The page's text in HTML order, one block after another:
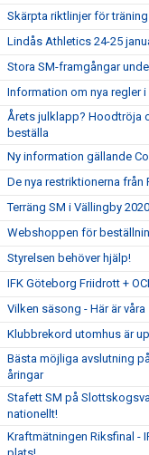
Skärpta riktlinjer för
Lindås Athletics 24-25
Stora SM-framgångar
Information om nya regler i
Årets julklapp? Hoodtröja
beställa
Ny information gällande
De nya restriktionerna från
Terräng SM i Vällingby
Webshoppen för
Styrelsen behöver hjälp!
IFK Göteborg Friidrott +
Vilken säsong - Här är
Klubbrekord utomhus är
Bästa möjliga avslutning
åringar
Stafett SM på
nationellt!
Kraftmätningen Riksfinal -